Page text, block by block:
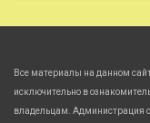
Все материалы на данном
исключительно в
владельцам. Администрация